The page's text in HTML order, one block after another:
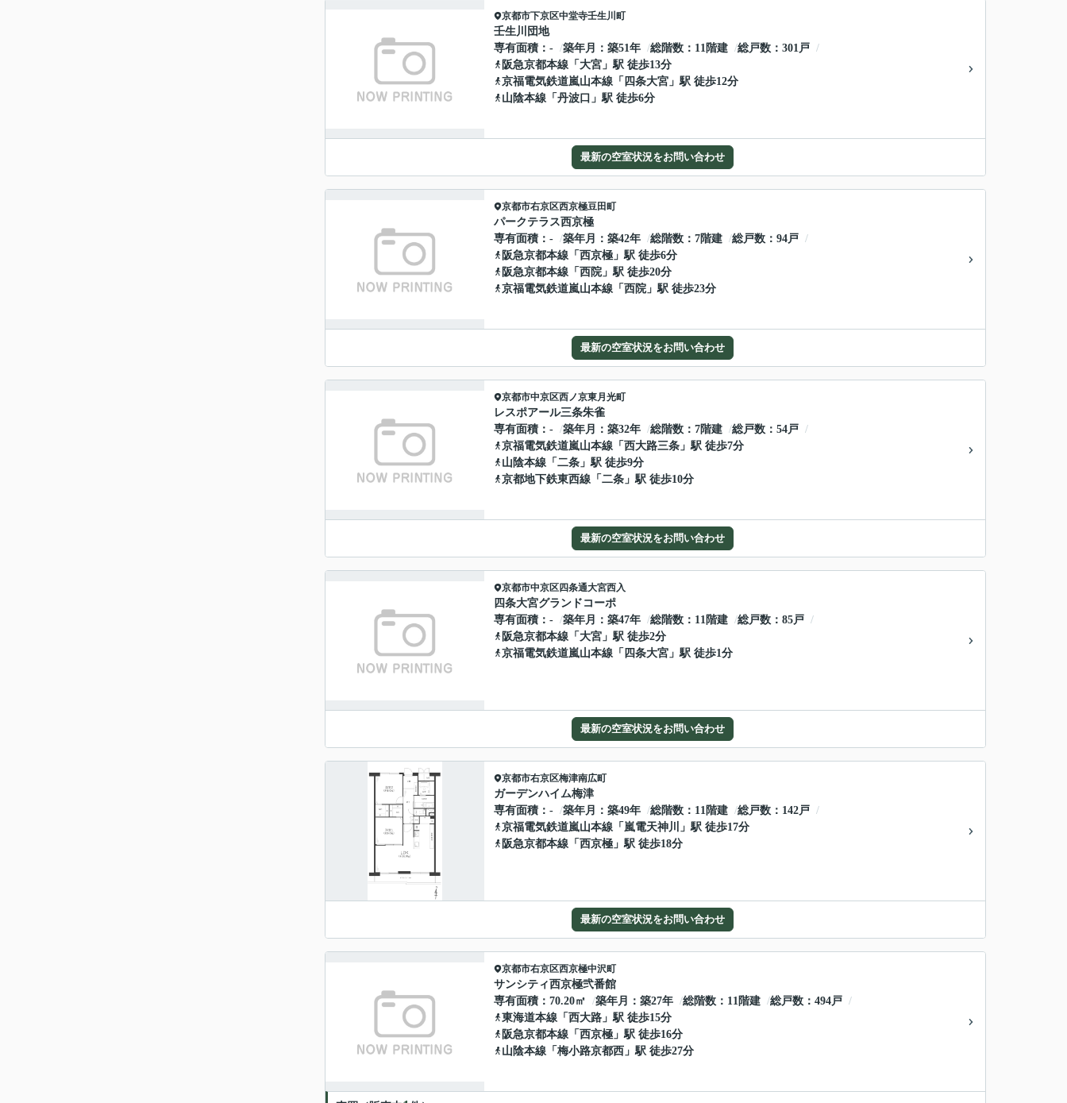
京都市下京区中堂寺壬生川町
壬生川団地
専有面積
- 築年月 築51年 総階数 11階建 総戸数
301戸
阪急京都本線 「 大宮 」駅 徒歩13分
京福電気鉄道嵐山本線 「 四条大宮 」駅 徒歩12分
山陰本線 「 丹波口 」駅 徒歩6分
最新の空室状況をお問い合わせ
京都市右京区西京極豆田町
パークテラス西京極
専有面積
- 築年月 築42年 総階数 7階建 総戸数
94戸
阪急京都本線 「 西京極 」駅 徒歩6分
阪急京都本線 「 西院 」駅 徒歩20分
京福電気鉄道嵐山本線 「 西院 」駅 徒歩23分
最新の空室状況をお問い合わせ
京都市中京区西ノ京東月光町
レスポアール三条朱雀
専有面積
- 築年月 築32年 総階数 7階建 総戸数
54戸
京福電気鉄道嵐山本線 「 西大路三条 」駅 徒歩7分
山陰本線 「 二条 」駅 徒歩9分
京都地下鉄東西線 「 二条 」駅 徒歩10分
最新の空室状況をお問い合わせ
京都市中京区四条通大宮西入
四条大宮グランドコーポ
専有面積
- 築年月 築47年 総階数 11階建 総戸数
85戸
阪急京都本線 「 大宮 」駅 徒歩2分
京福電気鉄道嵐山本線 「 四条大宮 」駅 徒歩1分
最新の空室状況をお問い合わせ
京都市右京区梅津南広町
ガーデンハイム梅津
専有面積
- 築年月 築49年 総階数 11階建 総戸数
142戸
京福電気鉄道嵐山本線 「 嵐電天神川
」駅 徒歩17分
阪急京都本線 「 西京極 」駅 徒歩18分
最新の空室状況をお問い合わせ
京都市右京区西京極中沢町
サンシティ西京極弐番館
専有面積
70.20㎡ 築年月 築27年 総階数 11階建 総戸数
494戸
東海道本線 「 西大路 」駅 徒歩15分
阪急京都本線 「 西京極 」駅 徒歩16分
山陰本線 「 梅小路京都西 」駅 徒歩27分